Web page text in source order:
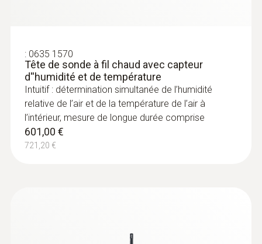
: 0560 1805
testo 805i - thermomètre infrarouge
avec commande Smartphone
: 0635 1570
Tête de sonde à fil chaud avec capteur
d''humidité et de température
Intuitif : détermination simultanée de l’humidité
relative de l’air et de la température de l’air à
l’intérieur, mesure de longue durée comprise
601,00 €
721,20 €